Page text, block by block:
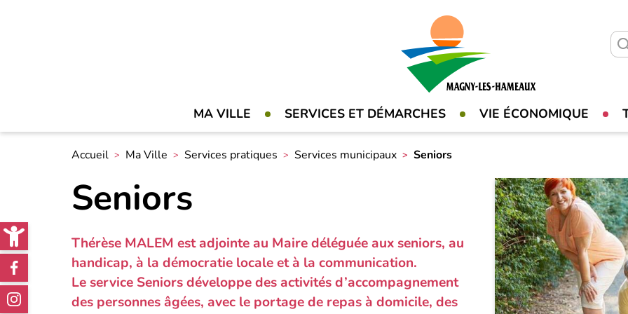
Open toolbar
MA VILLE SERVICES ET DÉMARCHES VIE ÉCONOMIQUE
Réseaux
sociaux
Accueil Ma Ville Services pratiques Services municipaux Seniors
Seniors
Thérèse MALEM est adjointe au Maire déléguée aux seniors, au
handicap, à la démocratie locale et à la communication.
Le service Seniors développe des activités d’accompagnement
des personnes âgées, avec le portage de repas à domicile, des